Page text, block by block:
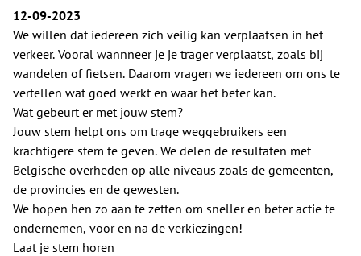
12-09-2023
We willen dat iedereen zich veilig kan verplaatsen in het
verkeer. Vooral wannneer je je trager verplaatst, zoals bij
wandelen of fietsen. Daarom vragen we iedereen om ons te
vertellen wat goed werkt en waar het beter kan.
Wat gebeurt er met jouw stem?
Jouw stem helpt ons om trage weggebruikers een
krachtigere stem te geven. We delen de resultaten met
Belgische overheden op alle niveaus zoals de gemeenten,
de provincies en de gewesten.
We hopen hen zo aan te zetten om sneller en beter actie te
ondernemen, voor en na de verkiezingen!
Laat je stem horen